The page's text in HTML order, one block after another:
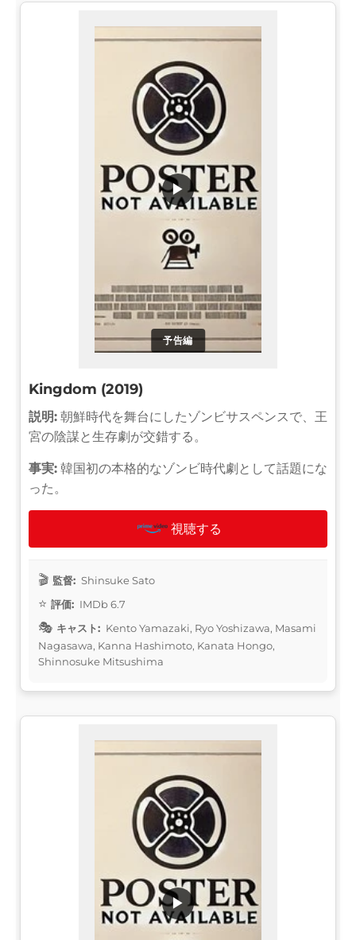
予告編
▶
Kingdom (2019)
説明: 朝鮮時代を舞台にしたゾンビサスペンスで、王
宮の陰謀と生存劇が交錯する。
事実: 韓国初の本格的なゾンビ時代劇として話題にな
った。
視聴する
監督: Shinsuke Sato
評価: IMDb 6.7
キャスト: Kento Yamazaki, Ryo Yoshizawa, Masami
Nagasawa, Kanna Hashimoto, Kanata Hongo,
Shinnosuke Mitsushima
▶